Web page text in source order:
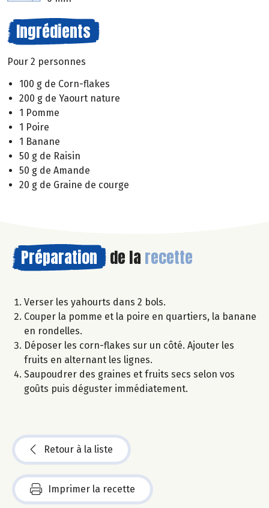
Ingrédients
Pour 2 personnes
100 g de Corn-flakes
200 g de Yaourt nature
1 Pomme
1 Poire
1 Banane
50 g de Raisin
50 g de Amande
20 g de Graine de courge
Préparation de la recette
Verser les yahourts dans 2 bols.
Couper la pomme et la poire en quartiers, la banane
en rondelles.
Déposer les corn-flakes sur un côté. Ajouter les
fruits en alternant les lignes.
Saupoudrer des graines et fruits secs selon vos
goûts puis déguster immédiatement.
Retour à la liste
Imprimer la recette